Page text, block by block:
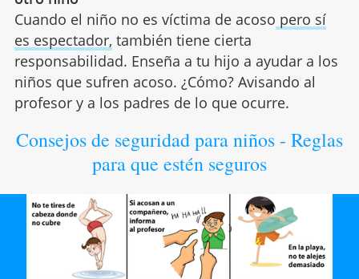
Cuando el niño no es víctima de acoso pero sí
es espectador, también tiene cierta
responsabilidad. Enseña a tu hijo a ayudar a los
niños que sufren acoso. ¿Cómo? Avisando al
profesor y a los padres de lo que ocurre.
Consejos de seguridad para niños - Reglas
para que estén seguros